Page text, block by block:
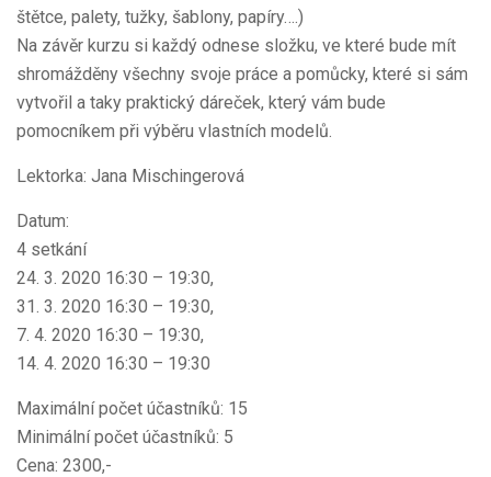
štětce, palety, tužky, šablony, papíry….)
Na závěr kurzu si každý odnese složku, ve které bude mít
shromážděny všechny svoje práce a pomůcky, které si sám
vytvořil a taky praktický dáreček, který vám bude
pomocníkem při výběru vlastních modelů.
Lektorka: Jana Mischingerová
Datum:
4 setkání
24. 3. 2020 16:30 – 19:30,
31. 3. 2020 16:30 – 19:30,
7. 4. 2020 16:30 – 19:30,
14. 4. 2020 16:30 – 19:30
Maximální počet účastníků: 15
Minimální počet účastníků: 5
Cena: 2300,-